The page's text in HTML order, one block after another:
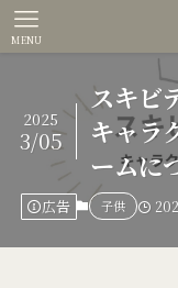
MENU
スキビ
キャラ
ームに
2025
3/05
広告 子供